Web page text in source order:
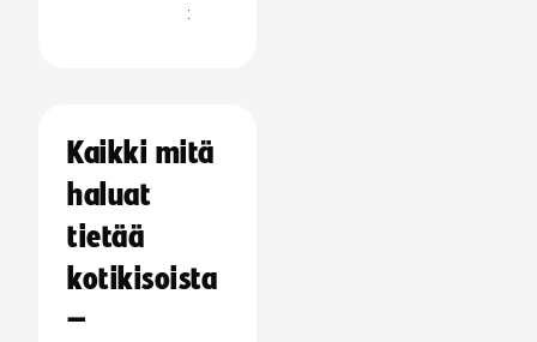
:
Kaikki mitä
haluat
tietää
kotikisoista
–